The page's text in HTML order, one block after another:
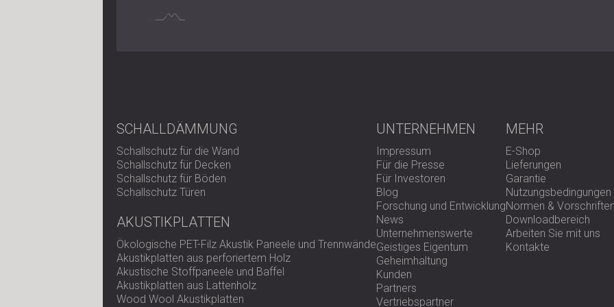
Heimkinos und Medienräume
Büros und Besprechungsräume
Schulen, Universitäten und
Restaurants und Gaststätten
Studios und Musikübungsräume
Nachhaltige Stille trifft
FRACTI FELT bringt die Kunst des
SCHALLDÄMMUNG
Schallschutz für die Wand
Schallschutz für Decken
Schallschutz für Böden
Schallschutz Türen
AKUSTIKPLATTEN
Ökologische PET-Filz Akustik Paneele und Trennwände
Akustikplatten aus perforiertem Holz
Akustische Stoffpaneele und Baffel
Akustikplatten aus Lattenholz
Wood Wool Akustikplatten
UNTERNEHMEN
Impressum
Für die Presse
Für Investoren
Blog
Forschung und Entwicklung
News
Unternehmenswerte
Geistiges Eigentum
Geheimhaltung
Kunden
Partners
Vertriebspartner
MEHR
E-Shop
Lieferungen
Garantie
Nutzungsbedingungen
Normen & Vorschriften
Downloadbereich
Arbeiten Sie mit uns
Kontakte